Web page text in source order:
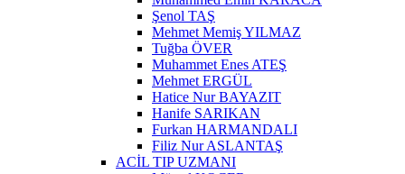
Şenol TAŞ
Mehmet Memiş YILMAZ
Tuğba ÖVER
Muhammet Enes ATEŞ
Mehmet ERGÜL
Hatice Nur BAYAZIT
Hanife SARIKAN
Furkan HARMANDALI
Filiz Nur ASLANTAŞ
ACİL TIP UZMANI